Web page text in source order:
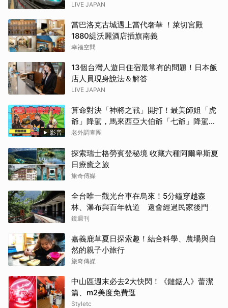
LIVE JAPAN
當巴洛克古城遇上當代奢華 ！萊切宮殿
1880緹沃麗酒店插旗南義
幸福空間
13個台灣人遊日住宿最常有的問題！日本飯
店人員現身說法＆解答
LIVE JAPAN
影音
算命對決「神將之戰」開打！最美師姐「虎
爺」降駕，馬來西亞大伯爺「七爺」降駕。
當虎爺對上七爺，神明之間的較量究竟誰會
老外調查團
探索瑞士格勞賓登秘境 收藏六種阿爾卑斯夏
日療癒之旅
旅奇傳媒
全台唯一觀光台車在烏來！5分鐘穿越森
林、瀑布與百年軌道 還會經過民家後門
鏡週刊
嘉義鹿草夏日探索趣！結合科學、農場與自
然的親子小旅行
旅奇傳媒
中山區週末必去2大快閃！《鏈鋸人》蕾潔
篇、m2美度免費逛
Styletc